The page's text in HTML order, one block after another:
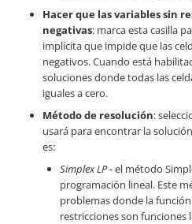
Hacer que las variables sin
negativas: marca esta casilla
implícita que impide que las
negativos. Cuando está
soluciones donde todas las
iguales a cero.
Método de resolución:
usará para encontrar la
es:
Simplex LP- el método
programación lineal. Este
problemas donde la
restricciones son funciones